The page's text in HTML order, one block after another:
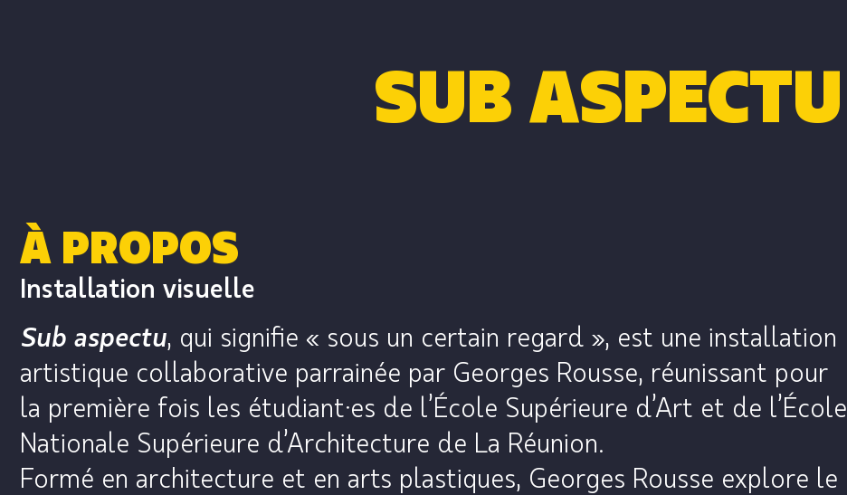
SUB ASPECTU
À PROPOS
Installation visuelle
Sub aspectu, qui signifie « sous un certain regard », est une installation
artistique collaborative parrainée par Georges Rousse, réunissant pour
la première fois les étudiant·es de l’École Supérieure d’Art et de l’École
Nationale Supérieure d’Architecture de La Réunion.
Formé en architecture et en arts plastiques, Georges Rousse explore le